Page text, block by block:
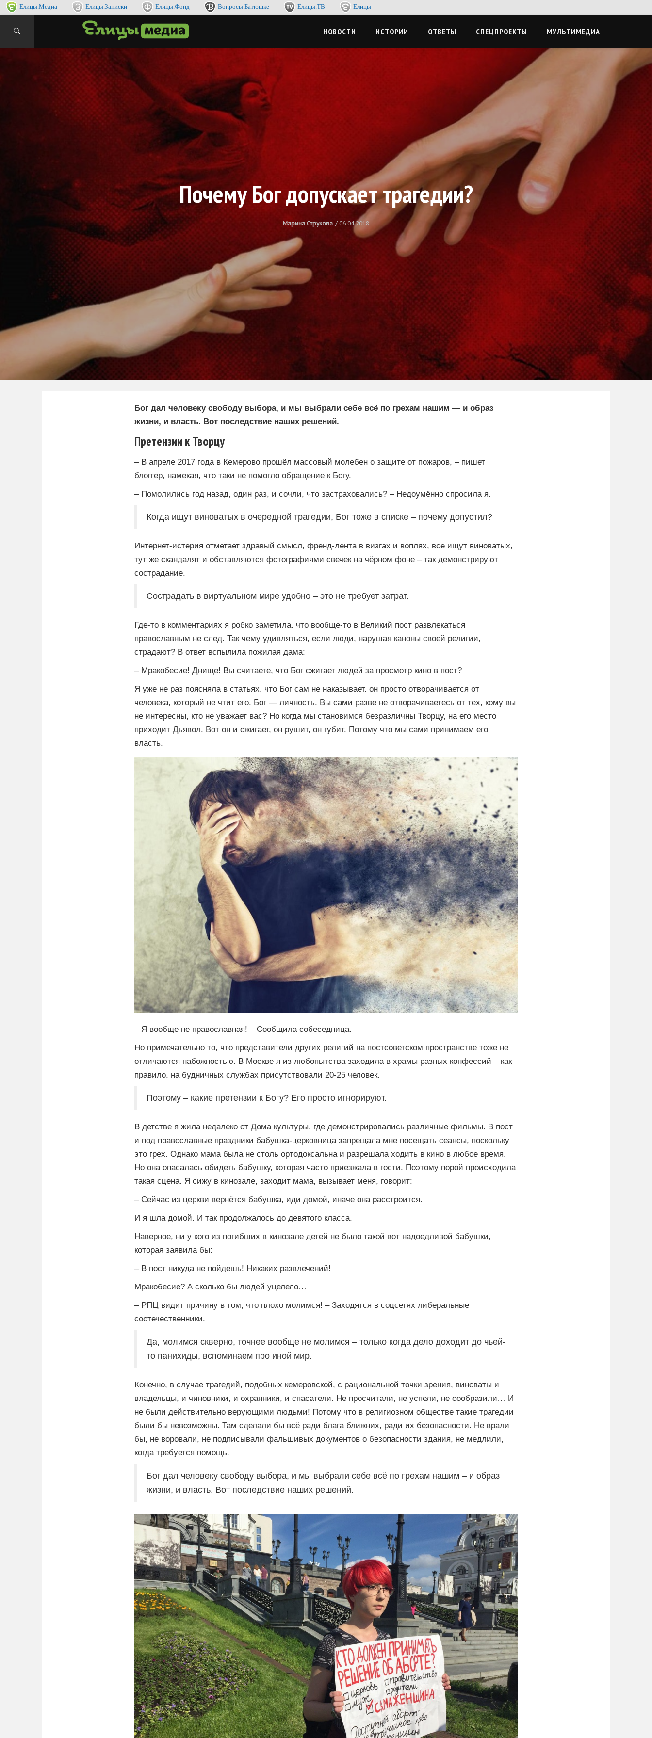
Елицы.Медиа Елицы.Записки Елицы.Фонд Вопросы Батюшке Елицы.ТВ Елицы
НОВОСТИ ИСТОРИИ ОТВЕТЫ СПЕЦПРОЕКТЫ МУЛЬТИМЕДИА
Почему Бог допускает трагедии?
Марина Струкова 06.04.2018
Бог дал человеку свободу выбора, и мы выбрали себе всё по грехам нашим — и образ
жизни, и власть. Вот последствие наших решений.
Претензии к Творцу
– В апреле 2017 года в Кемерово прошёл массовый молебен о защите от пожаров, – пишет
блоггер, намекая, что таки не помогло обращение к Богу.
– Помолились год назад, один раз, и сочли, что застраховались? – Недоумённо спросила я.
Когда ищут виноватых в очередной трагедии, Бог тоже в списке – почему допустил?
Интернет-истерия отметает здравый смысл, френд-лента в визгах и воплях, все ищут виноватых,
тут же скандалят и обставляются фотографиями свечек на чёрном фоне – так демонстрируют
сострадание.
Сострадать в виртуальном мире удобно – это не требует затрат.
Где-то в комментариях я робко заметила, что вообще-то в Великий пост развлекаться
православным не след. Так чему удивляться, если люди, нарушая каноны своей религии,
страдают? В ответ вспылила пожилая дама:
– Мракобесие! Днище! Вы считаете, что Бог сжигает людей за просмотр кино в пост?
Я уже не раз поясняла в статьях, что Бог сам не наказывает, он просто отворачивается от
человека, который не чтит его. Бог — личность. Вы сами разве не отворачиваетесь от тех, кому вы
не интересны, кто не уважает вас? Но когда мы становимся безразличны Творцу, на его место
приходит Дьявол. Вот он и сжигает, он рушит, он губит. Потому что мы сами принимаем его
власть.
– Я вообще не православная! – Сообщила собеседница.
Но примечательно то, что представители других религий на постсоветском пространстве тоже не
отличаются набожностью. В Москве я из любопытства заходила в храмы разных конфессий – как
правило, на будничных службах присутствовали 20-25 человек.
Поэтому – какие претензии к Богу? Его просто игнорируют.
В детстве я жила недалеко от Дома культуры, где демонстрировались различные фильмы. В пост
и под православные праздники бабушка-церковница запрещала мне посещать сеансы, поскольку
это грех. Однако мама была не столь ортодоксальна и разрешала ходить в кино в любое время.
Но она опасалась обидеть бабушку, которая часто приезжала в гости. Поэтому порой происходила
такая сцена. Я сижу в кинозале, заходит мама, вызывает меня, говорит:
– Сейчас из церкви вернётся бабушка, иди домой, иначе она расстроится.
И я шла домой. И так продолжалось до девятого класса.
Наверное, ни у кого из погибших в кинозале детей не было такой вот надоедливой бабушки,
которая заявила бы:
– В пост никуда не пойдешь! Никаких развлечений!
Мракобесие? А сколько бы людей уцелело…
– РПЦ видит причину в том, что плохо молимся! – Заходятся в соцсетях либеральные
соотечественники.
Да, молимся скверно, точнее вообще не молимся – только когда дело доходит до чьей-
то панихиды, вспоминаем про иной мир.
Конечно, в случае трагедий, подобных кемеровской, с рациональной точки зрения, виноваты и
владельцы, и чиновники, и охранники, и спасатели. Не просчитали, не успели, не сообразили… И
не были действительно верующими людьми! Потому что в религиозном обществе такие трагедии
были бы невозможны. Там сделали бы всё ради блага ближних, ради их безопасности. Не врали
бы, не воровали, не подписывали фальшивых документов о безопасности здания, не медлили,
когда требуется помощь.
Бог дал человеку свободу выбора, и мы выбрали себе всё по грехам нашим – и образ
жизни, и власть. Вот последствие наших решений.